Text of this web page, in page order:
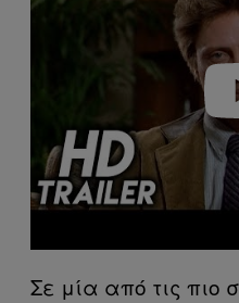
Σε μία από τις πιο